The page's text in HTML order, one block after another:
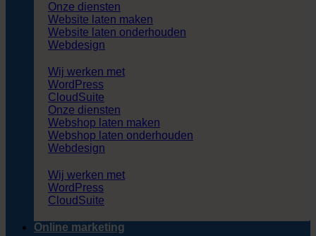
Onze diensten
Website laten maken
Website laten onderhouden
Webdesign
Wij werken met
WordPress
CloudSuite
Onze diensten
Webshop laten maken
Webshop laten onderhouden
Webdesign
Wij werken met
WordPress
CloudSuite
Online marketing